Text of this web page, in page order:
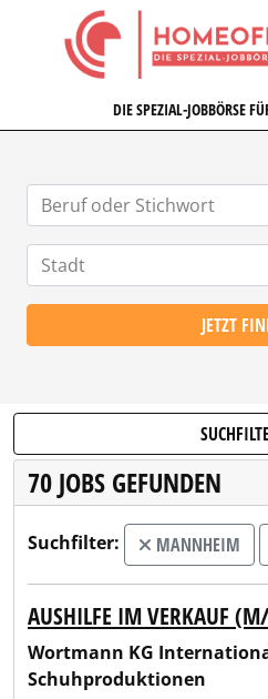
DIE SPEZIAL-JOBBÖRSE
JETZT
70 JOBS GEFUNDEN
Suchfilter: MANNHEIM
AUSHILFE IM VERKAUF
Wortmann KG
Schuhproduktionen